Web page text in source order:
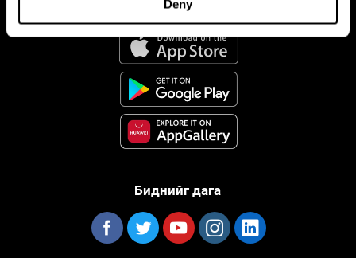
Deny
CogniFit Апп
Биднийг дага